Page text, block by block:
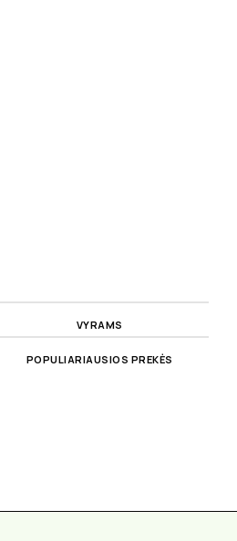
VYRAMS
POPULIARIAUSIOS PREKĖS